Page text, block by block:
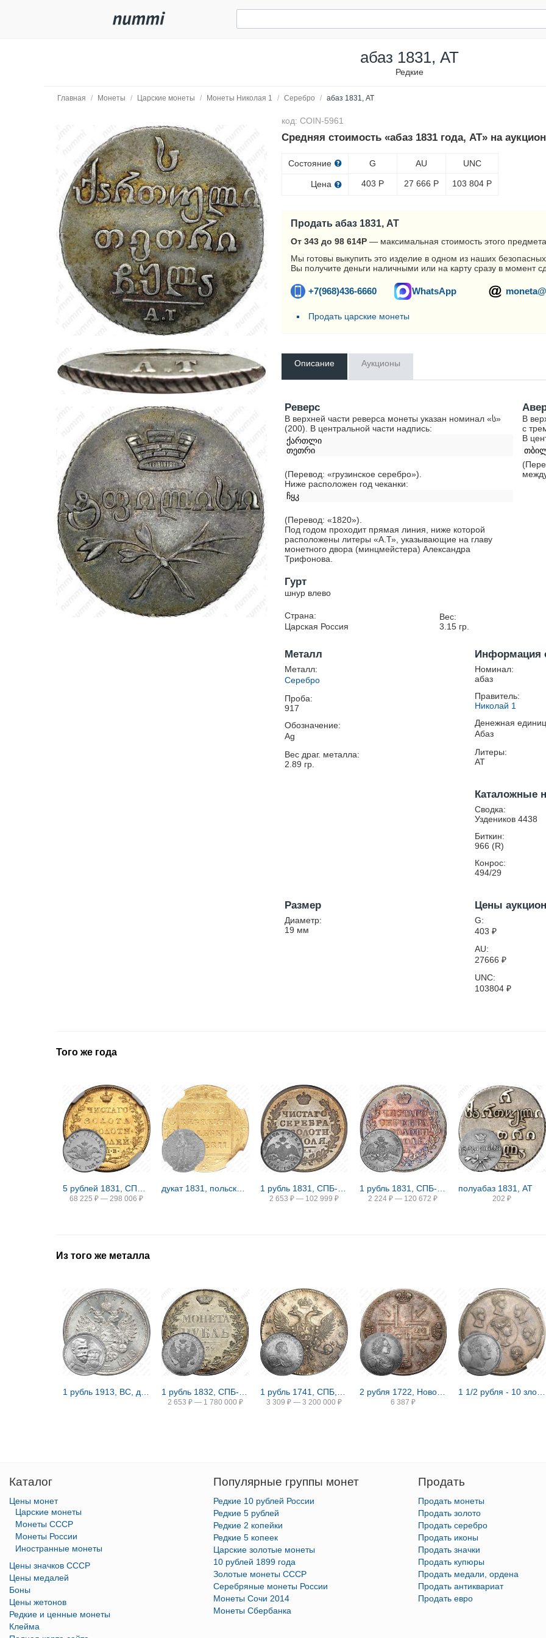
абаз 1831, АТ
Редкие
Главная / Монеты / Царские монеты / Монеты Николая 1 / Серебро / абаз 1831, АТ
код: COIN-5961
Средняя стоимость «абаз 1831 года, АТ» на
Состояние
Цена
G
403 Р
AU
27 666 Р
UNC
103 804 Р
Продать абаз 1831, АТ
От 343 до 98 614Р — максимальная стоимость этого
Мы готовы выкупить это изделие в одном из наших
Вы получите деньги наличными или на карту сразу в момент
+7(968)436-6660 WhatsApp
Продать царские монеты
Описание Аукционы
Реверс
В верхней части реверса монеты указан номинал «ს»
(200). В центральной части надпись:
ქართლი
თეთრი
(Перевод: «грузинское серебро»).
Ниже расположен год чеканки:
ჩყკ
(Перевод: «1820»).
Под годом проходит прямая линия, ниже которой
расположены литеры «А.Т», указывающие на главу
монетного двора (минцмейстера) Александра
Трифонова.
В
с
В
Гурт
шнур влево
Страна:
Царская Россия
Вес:
3.15гр.
Металл
Металл:
Серебро
Проба:
917
Обозначение:
Ag
Вес драг. металла:
2.89 гр.
Информация
Номинал:
абаз
Правитель:
Николай 1
Денежная
Абаз
Литеры:
АТ
Каталожные
Сводка:
Уздеников 4438
Биткин:
966 (R)
Конрос:
494/29
Размер
Диаметр:
19 мм
Цены
G:
403 ₽
AU:
27666 ₽
UNC:
103804 ₽
Того же года
68 225 ₽ — 298 006 ₽ 2 653 ₽ — 102 999 ₽ 2 224 ₽ — 120 672 ₽
полуабаз 1831, АТ
202 ₽
Из того же металла
2 653 ₽ — 1 780 000 ₽ 3 309 ₽ — 3 200 000 ₽
2 рубля 1722, Новодел
6 387 ₽
1 1/2 рубля - 10 злотых 1836, семейный, П. У., Новодел
Каталог
Цены монет
Царские монеты
Монеты СССР
Монеты России
Иностранные монеты
Цены значков СССР
Цены медалей
Боны
Цены жетонов
Редкие и ценные монеты
Клейма
Популярные группы монет
Редкие 10 рублей России
Редкие 5 рублей
Редкие 2 копейки
Редкие 5 копеек
Царские золотые монеты
10 рублей 1899 года
Золотые монеты СССР
Серебряные монеты России
Монеты Сочи 2014
Монеты Сбербанка
Продать
Продать монеты
Продать золото
Продать серебро
Продать иконы
Продать значки
Продать купюры
Продать медали, ордена
Продать антиквариат
Продать евро